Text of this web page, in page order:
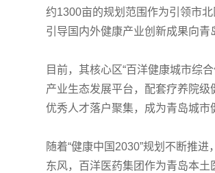
约1300亩的规划范围作为引领市
引导国内外健康产业创新成果向青
目前，其核心区“百洋健康城市综
产业生态发展平台，配套疗养院级
优秀人才落户聚集，成为青岛城市
随着“健康中国2030”规划不断推
东风，百洋医药集团作为青岛本土